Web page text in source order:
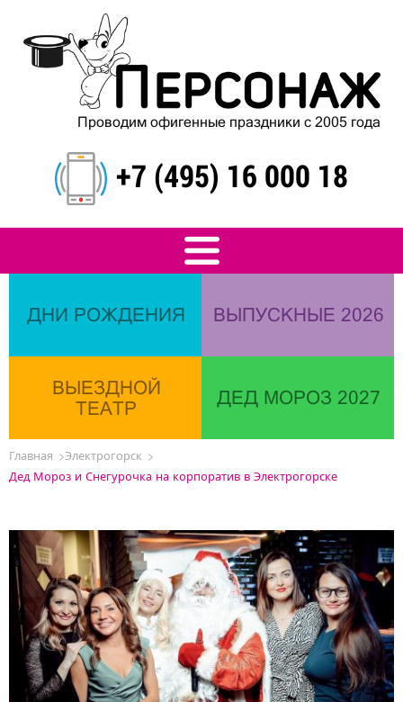
Проводим офигенные праздники с 2005 года
+7 (495) 16 000 18
ДНИ РОЖДЕНИЯ ВЫПУСКНЫЕ 2026
ВЫЕЗДНОЙ
ТЕАТР
ДЕД МОРОЗ 2027
Главная
Электрогорск
Дед Мороз и Снегурочка на корпоратив в Электрогорске